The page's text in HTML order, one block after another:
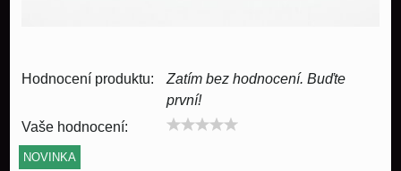
Hodnocení produktu:
Zatím bez hodnocení. Buďte
první!
Vaše hodnocení:
NOVINKA